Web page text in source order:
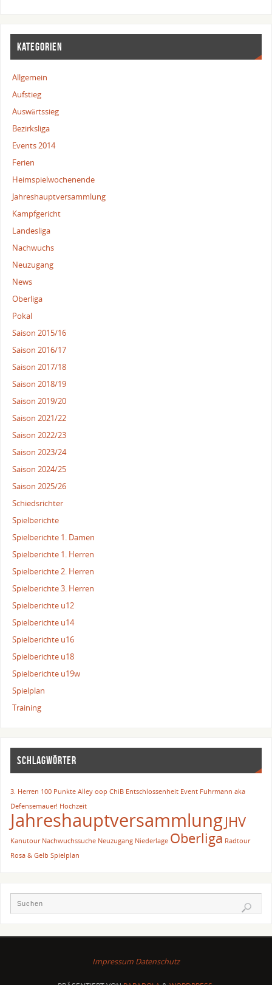
KATEGORIEN
Allgemein
Aufstieg
Auswärtssieg
Bezirksliga
Events 2014
Ferien
Heimspielwochenende
Jahreshauptversammlung
Kampfgericht
Landesliga
Nachwuchs
Neuzugang
News
Oberliga
Pokal
Saison 2015/16
Saison 2016/17
Saison 2017/18
Saison 2018/19
Saison 2019/20
Saison 2021/22
Saison 2022/23
Saison 2023/24
Saison 2024/25
Saison 2025/26
Schiedsrichter
Spielberichte
Spielberichte 1. Damen
Spielberichte 1. Herren
Spielberichte 2. Herren
Spielberichte 3. Herren
Spielberichte u12
Spielberichte u14
Spielberichte u16
Spielberichte u18
Spielberichte u19w
Spielplan
Training
SCHLAGWÖRTER
3. Herren 100 Punkte Alley oop ChiB Entschlossenheit Event Fuhrmann aka
Defensemauer! Hochzeit
JahreshauptversammlungJHV
Kanutour Nachwuchssuche Neuzugang Niederlage Oberliga Radtour
Rosa & Gelb Spielplan
Impressum Datenschutz